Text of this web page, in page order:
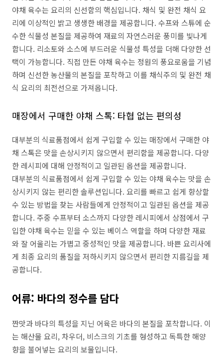
야채 육수는 요리의 신선함의 핵심입니다. 채식 및 완전 채식 요
리에 이상적인 밝고 생생한 배경을 제공합니다. 수프와 스튜에 순
수한 식물성 본질을 제공하여 재료의 자연스러운 풍미를 빛나게
합니다. 리소토와 소스에 부드러운 식물성 특성을 더해 다양한 선
택이 가능합니다. 직접 만든 야채 육수는 정원의 풍요로움을 기념
하며 신선한 농산물의 본질을 포착하고 이를 채식주의 및 완전 채
식 요리의 최전선으로 가져옵니다.
매장에서 구매한 야채 스톡: 타협 없는 편의성
대부분의 식료품점에서 쉽게 구입할 수 있는 매장에서 구매한 야
채 스톡은 맛을 손상시키지 않으면서 편리함을 제공합니다. 다양
한 레시피에 대해 안정적이고 일관된 옵션을 제공합니다.
대부분의 식료품점에서 쉽게 구입할 수 있는 야채 육수는 맛을 손
상시키지 않는 편리한 솔루션입니다. 요리를 빠르고 쉽게 향상할
수 있는 방법을 찾는 사람들에게 안정적이고 일관된 옵션을 제공
합니다. 주중 수프부터 소스까지 다양한 레시피에서 상점에서 구
입한 야채 육수는 믿을 수 있는 베이스 역할을 하며 다양한 재료
와 잘 어울리는 가볍고 중성적인 맛을 제공합니다. 바쁜 요리사에
게 최종 요리의 품질을 저하시키지 않으면서 편리한 지름길을 제
공합니다.
어류: 바다의 정수를 담다
짠맛과 바다의 특성을 지닌 어육은 바다의 본질을 포착합니다. 이
는 해산물 요리, 차우더, 비스크의 기초를 형성하고 독특한 해양
향을 불어넣는 요리의 보물입니다.